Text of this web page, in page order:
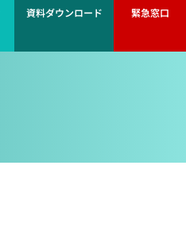
資料ダウンロード 緊急窓口